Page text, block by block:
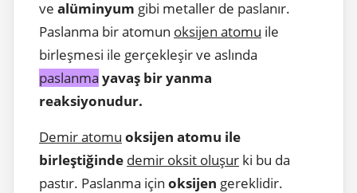
ve alüminyum gibi metaller de paslanır.
Paslanma bir atomun oksijen atomu ile
birleşmesi ile gerçekleşir ve aslında
paslanma yavaş bir yanma
reaksiyonudur.
Demir atomu oksijen atomu ile
birleştiğinde demir oksit oluşur ki bu da
pastır. Paslanma için oksijen gereklidir.